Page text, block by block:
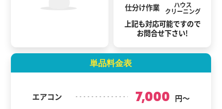
仕分け作業 ハウス
クリーニング
上記も対応可能ですので
お問合せ下さい!
単品料金表
エアコン 7,000 円～